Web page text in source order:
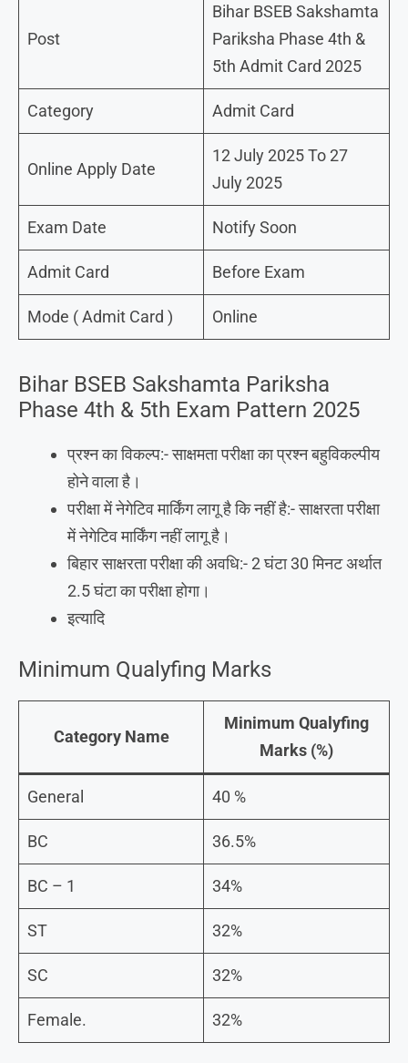
Post
Bihar BSEB Sakshamta
Pariksha Phase 4th &
5th Admit Card 2025
Category Admit Card
Online Apply Date
12 July 2025 To 27
July 2025
Exam Date Notify Soon
Admit Card Before Exam
Mode ( Admit Card ) Online
Bihar BSEB Sakshamta Pariksha
Phase 4th & 5th Exam Pattern 2025
प्रश्न का विकल्प:- साक्षमता परीक्षा का प्रश्न बहुविकल्पीय
होने वाला है।
परीक्षा में नेगेटिव मार्किंग लागू है कि नहीं है:- साक्षरता परीक्षा
में नेगेटिव मार्किंग नहीं लागू है।
बिहार साक्षरता परीक्षा की अवधि:- 2 घंटा 30 मिनट अर्थात
2.5 घंटा का परीक्षा होगा।
इत्यादि
Minimum Qualyfing Marks
Category Name
Minimum Qualyfing
Marks (%)
General 40 %
BC 36.5%
BC – 1 34%
ST 32%
SC 32%
Female. 32%